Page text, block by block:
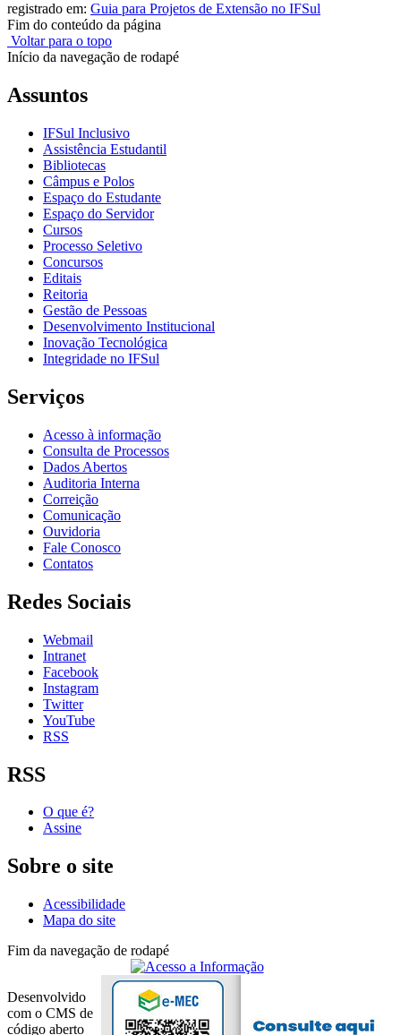
registrado em: Guia para Projetos de Extensão no IFSul
Fim do conteúdo da página
Voltar para o topo
Início da navegação de rodapé
Assuntos
IFSul Inclusivo
Assistência Estudantil
Bibliotecas
Câmpus e Polos
Espaço do Estudante
Espaço do Servidor
Cursos
Processo Seletivo
Concursos
Editais
Reitoria
Gestão de Pessoas
Desenvolvimento Institucional
Inovação Tecnológica
Integridade no IFSul
Serviços
Acesso à informação
Consulta de Processos
Dados Abertos
Auditoria Interna
Correição
Comunicação
Ouvidoria
Fale Conosco
Contatos
Redes Sociais
Webmail
Intranet
Facebook
Instagram
Twitter
YouTube
RSS
RSS
O que é?
Assine
Sobre o site
Acessibilidade
Mapa do site
Fim da navegação de rodapé
Desenvolvido
com o CMS de
código aberto